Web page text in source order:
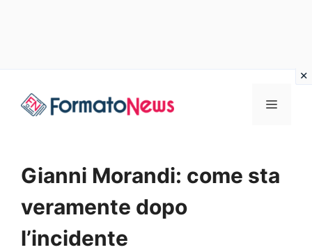
Menu
Gianni Morandi: come sta
veramente dopo
l’incidente